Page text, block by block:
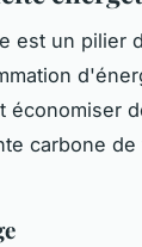
est un pilier
économiser
carbone de